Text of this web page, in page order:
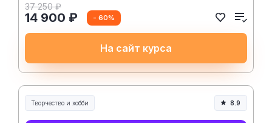
37 250 ₽
14 900 ₽ - 60%
На сайт курса
Творчество и хобби
Творчество, контент и хобби
8.9